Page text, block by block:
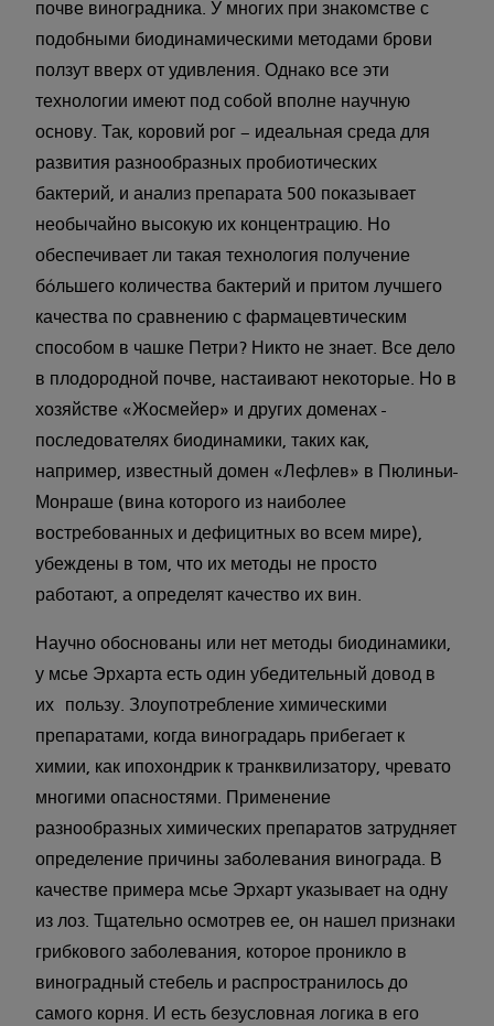
почве виноградника. У многих при знакомстве с
подобными биодинамическими методами брови
ползут вверх от удивления. Однако все эти
технологии имеют под собой вполне научную
основу. Так, коровий рог – идеальная среда для
развития разнообразных пробиотических
бактерий, и анализ препарата 500 показывает
необычайно высокую их концентрацию. Но
обеспечивает ли такая технология получение
бóльшего количества бактерий и притом лучшего
качества по сравнению с фармацевтическим
способом в чашке Петри? Никто не знает. Все дело
в плодородной почве, настаивают некоторые. Но в
хозяйстве «Жосмейер» и других доменах -
последователях биодинамики, таких как,
например, известный домен «Лефлев» в Пюлиньи-
Монраше (вина которого из наиболее
востребованных и дефицитных во всем мире),
убеждены в том, что их методы не просто
работают, а определят качество их вин.
Научно обоснованы или нет методы биодинамики,
у мсье Эрхарта есть один убедительный довод в
их пользу. Злоупотребление химическими
препаратами, когда виноградарь прибегает к
химии, как ипохондрик к транквилизатору, чревато
многими опасностями. Применение
разнообразных химических препаратов затрудняет
определение причины заболевания винограда. В
качестве примера мсье Эрхарт указывает на одну
из лоз. Тщательно осмотрев ее, он нашел признаки
грибкового заболевания, которое проникло в
виноградный стебель и распространилось до
самого корня. И есть безусловная логика в его